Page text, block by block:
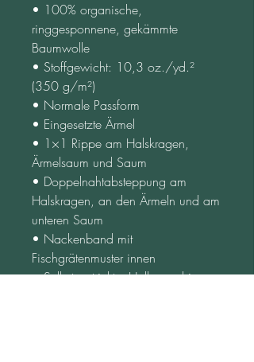
• 100% organische,
ringgesponnene, gekämmte
Baumwolle
• Stoffgewicht: 10,3 oz./yd.²
(350 g/m²)
• Normale Passform
• Eingesetzte Ärmel
• 1×1 Rippe am Halskragen,
Ärmelsaum und Saum
• Doppelnahtabsteppung am
Halskragen, an den Ärmeln und am
unteren Saum
• Nackenband mit
Fischgrätenmuster innen
• Selbstgestrickter Halbmond im